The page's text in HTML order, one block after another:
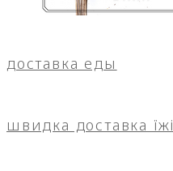
доставка еды
швидка доставка їжі